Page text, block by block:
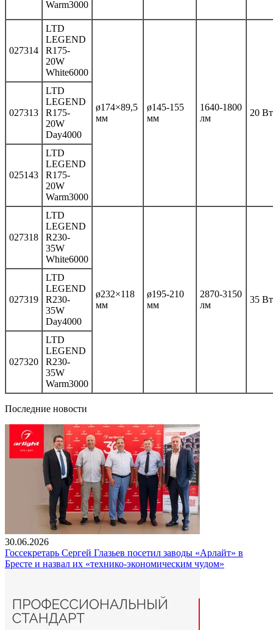
Warm3000
027314
LTD
LEGEND
R175-
20W
White6000
ø174×89,5
мм
ø145-155
мм
1640-1800
лм
20 Вт
027313
LTD
LEGEND
R175-
20W
Day4000
025143
LTD
LEGEND
R175-
20W
Warm3000
027318
LTD
LEGEND
R230-
35W
White6000
ø232×118
мм
ø195-210
мм
2870-3150
лм
35 Вт
027319
LTD
LEGEND
R230-
35W
Day4000
027320
LTD
LEGEND
R230-
35W
Warm3000
Последние новости
30.06.2026
Госсекретарь Сергей Глазьев посетил заводы «Арлайт» в
Бресте и назвал их «технико-экономическим чудом»